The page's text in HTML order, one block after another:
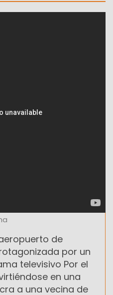
de
por un
televisivo Por el
en una
a una vecina de